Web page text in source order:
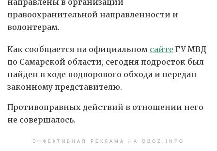
направлены в организации
правоохранительной направленности и
волонтерам.
Как сообщается на официальном сайте ГУ МВД
по Самарской области, сегодня подросток был
найден в ходе подворового обхода и передан
законному представителю.
Противоправных действий в отношении него
не совершалось.
ЭФФЕКТИВНАЯ РЕКЛАМА НА OBOZ.INFO